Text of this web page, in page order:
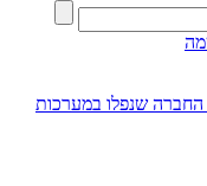
החברה שנפלו במערכות